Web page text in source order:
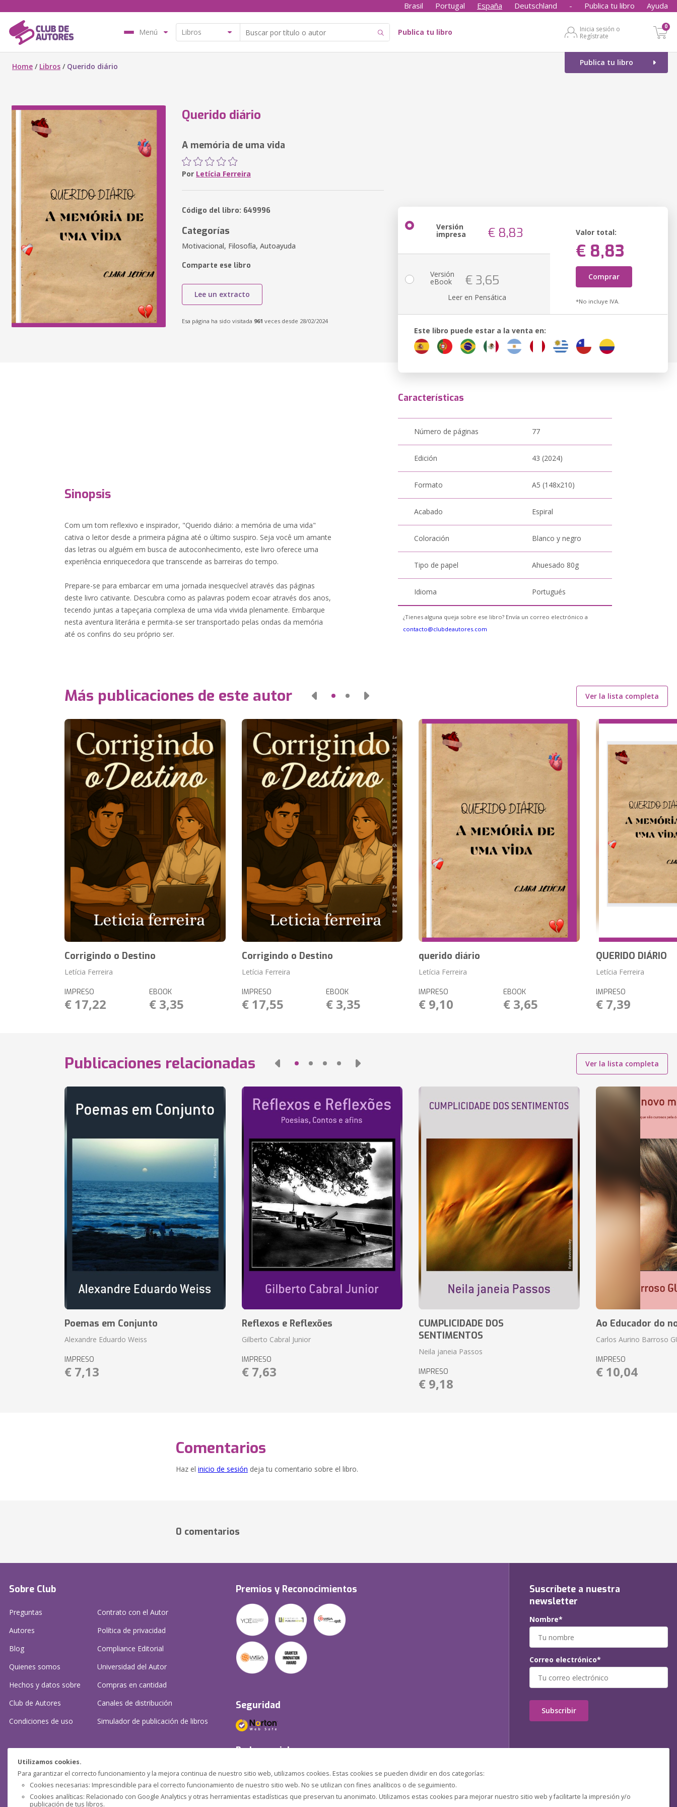
Utilizamos cookies.
Para garantizar el correcto funcionamiento y la mejora continua de nuestro sitio web, utilizamos cookies. Estas cookies se pueden dividir en dos categorías:
Cookies necesarias: Imprescindible para el correcto funcionamiento de nuestro sitio web. No se utilizan con fines analíticos o de seguimiento.
Cookies analíticas: Relacionado con Google Analytics y otras herramientas estadísticas que preservan tu anonimato. Utilizamos estas cookies para mejorar nuestro sitio web y facilitarte la impresión y/o
publicación de tus libros.
Brasil Portugal España Deutschland - Publica tu libro Ayuda
Menú Publica tu libro
Inicia sesión o
Regístrate
0
Publica tu libro
Home / Libros / Querido diário
Querido diário
A memória de uma vida
Por Letícia Ferreira
Código del libro: 649996
Categorías
Motivacional, Filosofía, Autoayuda
Comparte ese libro
Lee un extracto
Esa página ha sido visitada 961 veces desde 28/02/2024
Versión
impresa € 8,83 Valor total:
€ 8,83
Comprar
*No incluye IVA.
Versión
eBook € 3,65
Leer en Pensática
Este libro puede estar a la venta en:
Sinopsis
Com um tom reflexivo e inspirador, "Querido diário: a memória de uma vida"
cativa o leitor desde a primeira página até o último suspiro. Seja você um amante
das letras ou alguém em busca de autoconhecimento, este livro oferece uma
experiência enriquecedora que transcende as barreiras do tempo.
Prepare-se para embarcar em uma jornada inesquecível através das páginas
deste livro cativante. Descubra como as palavras podem ecoar através dos anos,
tecendo juntas a tapeçaria complexa de uma vida vivida plenamente. Embarque
nesta aventura literária e permita-se ser transportado pelas ondas da memória
até os confins do seu próprio ser.
Características
Número de páginas 77
Edición 43 (2024)
Formato A5 (148x210)
Acabado Espiral
Coloración Blanco y negro
Tipo de papel Ahuesado 80g
Idioma Portugués
¿Tienes alguna queja sobre ese libro? Envía un correo electrónico a
contacto@clubdeautores.com
Más publicaciones de este autor Ver la lista completa
Corrigindo o Destino
Letícia Ferreira
IMPRESO
€ 17,22
EBOOK
€ 3,35
Corrigindo o Destino
Letícia Ferreira
IMPRESO
€ 17,55
EBOOK
€ 3,35
querido diário
Letícia Ferreira
IMPRESO
€ 9,10
EBOOK
€ 3,65
QUERIDO DIÁRIO
Letícia Ferreira
IMPRESO
€ 7,39
Publicaciones relacionadas Ver la lista completa
Poemas em Conjunto
Alexandre Eduardo Weiss
IMPRESO
€ 7,13
Reflexos e Reflexões
Gilberto Cabral Junior
IMPRESO
€ 7,63
CUMPLICIDADE DOS
SENTIMENTOS
Neila janeia Passos
IMPRESO
€ 9,18
Ao Educador do
Carlos Aurino Barroso
IMPRESO
€ 10,04
Comentarios
Haz el inicio de sesión deja tu comentario sobre el libro.
0 comentarios
Sobre Club
Preguntas
Autores
Blog
Quienes somos
Hechos y datos sobre
Club de Autores
Condiciones de uso
Contrato con el Autor
Política de privacidad
Compliance Editorial
Universidad del Autor
Compras en cantidad
Canales de distribución
Simulador de publicación de libros
¿Necesitas ayuda?
Preguntas frecuentes
Contacta con nosotros: (contacto@clubdeautores.com )
Premios y Reconocimientos
Seguridad
Redes sociales
Suscríbete a nuestra
newsletter
Nombre*
Correo electrónico*
Subscribir